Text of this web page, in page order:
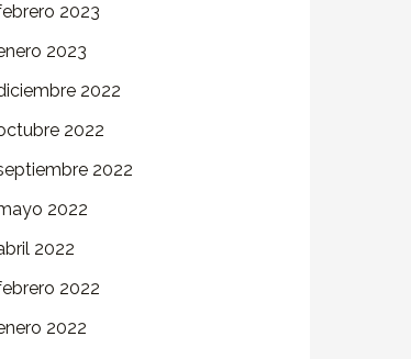
2023
2023
2022
2022
2022
2022
2022
2022
2022